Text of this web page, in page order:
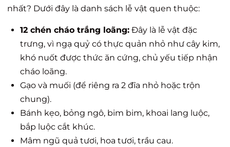
nhất? Dưới đây là danh sách lễ vật quen thuộc:
12 chén cháo trắng loãng: Đây là lễ vật đặc
trưng, vì ngạ quỷ có thực quản nhỏ như cây kim,
khó nuốt được thức ăn cứng, chủ yếu tiếp nhận
cháo loãng.
Gạo và muối (để riêng ra 2 đĩa nhỏ hoặc trộn
chung).
Bánh kẹo, bỏng ngô, bim bim, khoai lang luộc,
bắp luộc cắt khúc.
Mâm ngũ quả tươi, hoa tươi, trầu cau.